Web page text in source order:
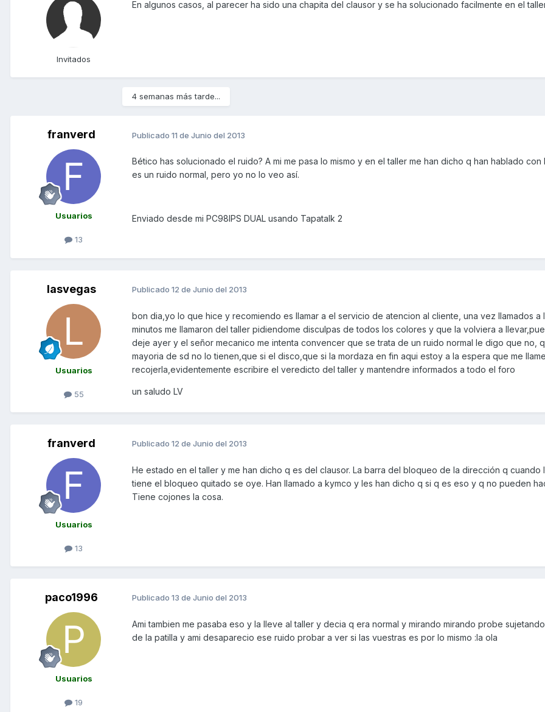
Invitados
En algunos casos, al parecer ha sido una chapita del clausor y se ha solucionado facilmente en el
4 semanas más tarde...
franverd
Usuarios
13
Publicado 11 de Junio del 2013
Bético has solucionado el ruido? A mi me pasa lo mismo y en el taller me han dicho q han hablado con
es un ruido normal, pero yo no lo veo así.
Enviado desde mi PC98IPS DUAL usando Tapatalk 2
lasvegas
Usuarios
55
Publicado 12 de Junio del 2013
bon dia,yo lo que hice y recomiendo es llamar a el servicio de atencion al cliente, una vez llamados a
minutos me llamaron del taller pidiendome disculpas de todos los colores y que la volviera a
deje ayer y el señor mecanico me intenta convencer que se trata de un ruido normal le digo que no,
mayoria de sd no lo tienen,que si el disco,que si la mordaza en fin aqui estoy a la espera que me
recojerla,evidentemente escribire el veredicto del taller y mantendre informados a todo el foro
un saludo LV
franverd
Usuarios
13
Publicado 12 de Junio del 2013
He estado en el taller y me han dicho q es del clausor. La barra del bloqueo de la dirección q cuando
tiene el bloqueo quitado se oye. Han llamado a kymco y les han dicho q si q es eso y q no pueden
Tiene cojones la cosa.
paco1996
Usuarios
19
Publicado 13 de Junio del 2013
Ami tambien me pasaba eso y la lleve al taller y decia q era normal y mirando mirando probe
de la patilla y ami desaparecio ese ruido probar a ver si las vuestras es por lo mismo :la ola